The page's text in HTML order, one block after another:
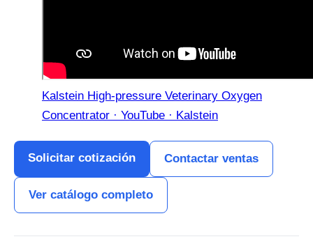
Kalstein High-pressure Veterinary Oxygen
Concentrator · YouTube · Kalstein
Solicitar cotización Contactar ventas
Ver catálogo completo